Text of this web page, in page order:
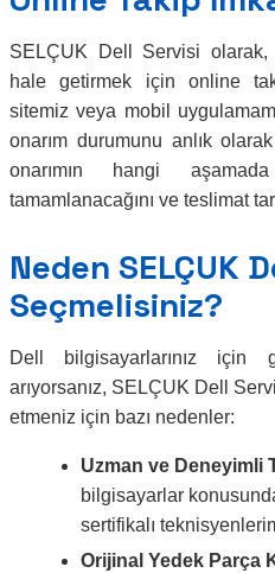
SELÇUK Dell Servisi olarak,
hale getirmek için online
sitemiz veya mobil
onarım durumunu anlık
onarımın hangi
tamamlanacağını ve teslimat
Neden SELÇUK
Seçmelisiniz?
Dell bilgisayarlarınız
arıyorsanız, SELÇUK Dell
etmeniz için bazı nedenler:
Uzman ve Deneyimli
bilgisayarlar
sertifikalı
Orijinal Yedek Parça